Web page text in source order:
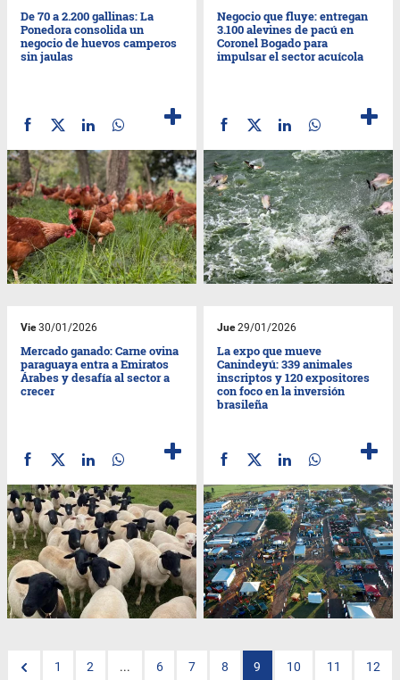
De 70 a 2.200 gallinas: La
Ponedora consolida un
negocio de huevos camperos
sin jaulas
Negocio que fluye: entregan
3.100 alevines de pacú en
Coronel Bogado para
impulsar el sector acuícola
Vie30/01/2026
Mercado ganado: Carne ovina
paraguaya entra a Emiratos
Árabes y desafía al sector a
crecer
Jue29/01/2026
La expo que mueve
Canindeyú: 339 animales
inscriptos y 120 expositores
con foco en la inversión
brasileña
1 2 ... 6 7 8 9 10 11 12